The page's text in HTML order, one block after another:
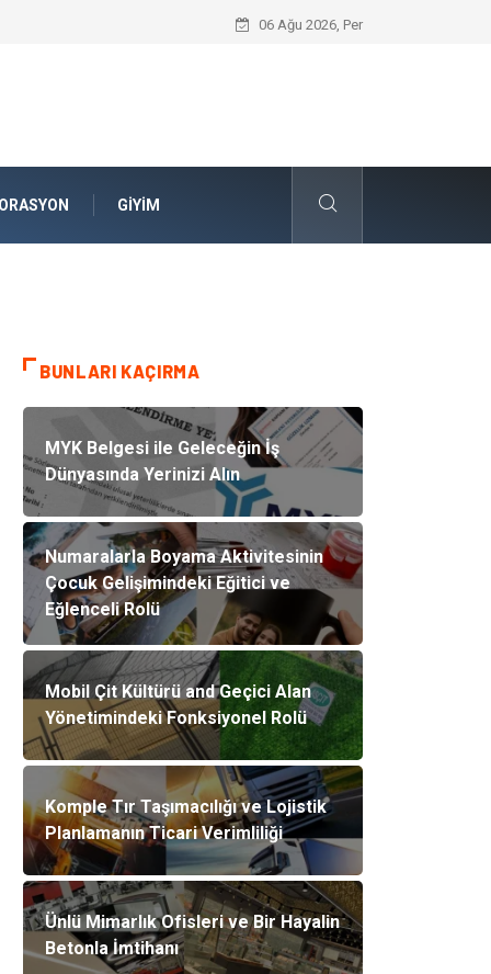
Komple Tır Taşımacılığı ve Lojistik
06 Ağu 2026, Per
GIYIM
BUNLARI KAÇIRMA
MYK Belgesi ile Geleceğin İş
Dünyasında Yerinizi Alın
Numaralarla Boyama Aktivitesinin
Çocuk Gelişimindeki Eğitici ve
Eğlenceli Rolü
Mobil Çit Kültürü and Geçici Alan
Yönetimindeki Fonksiyonel Rolü
Komple Tır Taşımacılığı ve Lojistik
Planlamanın Ticari Verimliliği
Ünlü Mimarlık Ofisleri ve Bir Hayalin
Betonla İmtihanı